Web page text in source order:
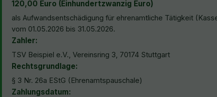
120,00 Euro (Einhundertzwanzig Euro)
als Aufwandsentschädigung für ehrenamtliche Tätigkeit
vom 01.05.2026 bis 31.05.2026.
Zahler:
TSV Beispiel e.V., Vereinsring 3, 70174 Stuttgart
Rechtsgrundlage:
§ 3 Nr. 26a EStG (Ehrenamtspauschale)
Zahlungsdatum: